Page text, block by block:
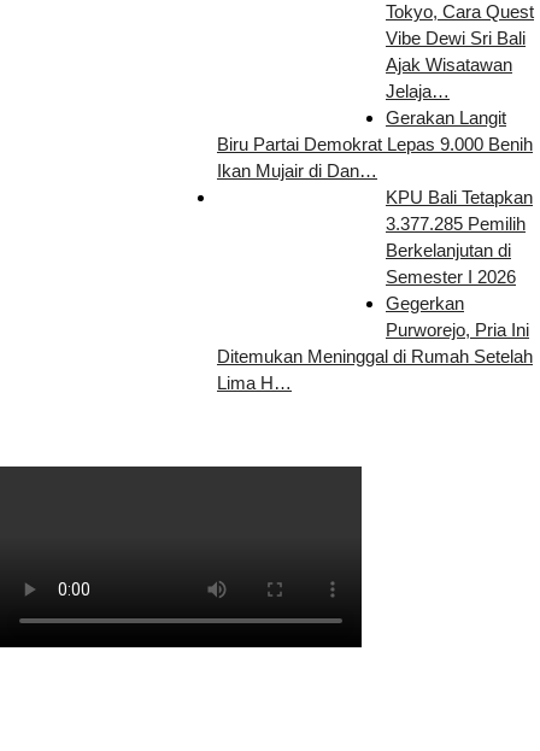
Tokyo, Cara Quest
Vibe Dewi Sri Bali
Ajak Wisatawan
Jelaja…
Gerakan Langit
Biru Partai Demokrat Lepas 9.000 Benih
Ikan Mujair di Dan…
KPU Bali Tetapkan
3.377.285 Pemilih
Berkelanjutan di
Semester I 2026
Gegerkan
Purworejo, Pria Ini
Ditemukan Meninggal di Rumah Setelah
Lima H…